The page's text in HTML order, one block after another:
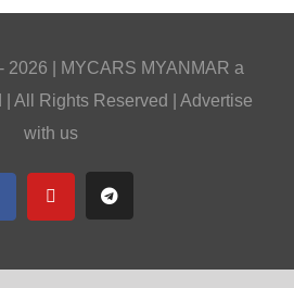
2026 | MYCARS MYANMAR a
| All Rights Reserved | Advertise
with us
YouTubeTelegram